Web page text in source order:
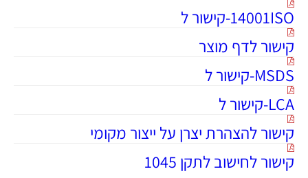
14001ISO-קישור ל
קישור לדף מוצר
MSDS-קישור ל
LCA-קישור ל
קישור להצהרת יצרן על ייצור מקומי
קישור לחישוב לתקן 1045